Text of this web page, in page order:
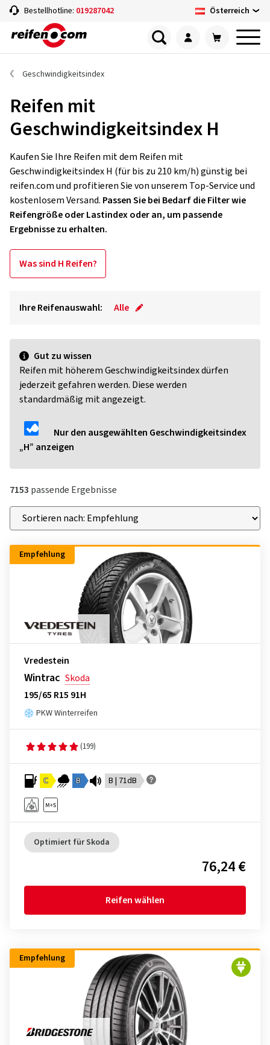
Bestellhotline: 019287042 Österreich
Geschwindigkeitsindex
Reifen mit
Geschwindigkeitsindex H
Kaufen Sie Ihre Reifen mit dem Reifen mit
Geschwindigkeitsindex H (für bis zu 210 km/h) günstig bei
reifen.com und profitieren Sie von unserem Top-Service und
kostenlosem Versand. Passen Sie bei Bedarf die Filter wie
Reifengröße oder Lastindex oder an, um passende
Ergebnisse zu erhalten.
Was sind H Reifen?
Ihre Reifenauswahl: Alle
Gut zu wissen
Reifen mit höherem Geschwindigkeitsindex dürfen
jederzeit gefahren werden. Diese werden
standardmäßig mit angezeigt.
Nur den ausgewählten Geschwindigkeitsindex
„H” anzeigen
7153 passende Ergebnisse
Empfehlung
Vredestein
Wintrac Skoda
195/65 R15 91H
PKW Winterreifen
(199)
C B B | 71dB
Optimiert für Skoda
76,24 €
Reifen wählen
Empfehlung